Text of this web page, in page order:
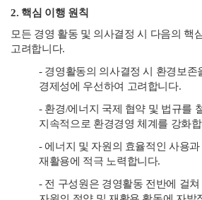
2. 핵심 이행 원칙
모든 경영 활동 및 의사결정 시 다음의 핵
고려합니다.
- 경영활동의 의사결정 시 환경보존
경제성에 우선하여 고려합니다.
- 환경/에너지 국제 협약 및 법규를
지속적으로 환경경영 체계를 강화
- 에너지 및 자원의 효율적인 사용
재활용에 적극 노력합니다.
- 전 구성원은 경영활동 전반에 걸